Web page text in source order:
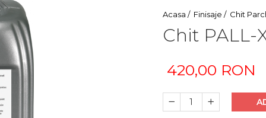
Acasa / Finisaje / Chit
Chit PALL-
420,00 RON